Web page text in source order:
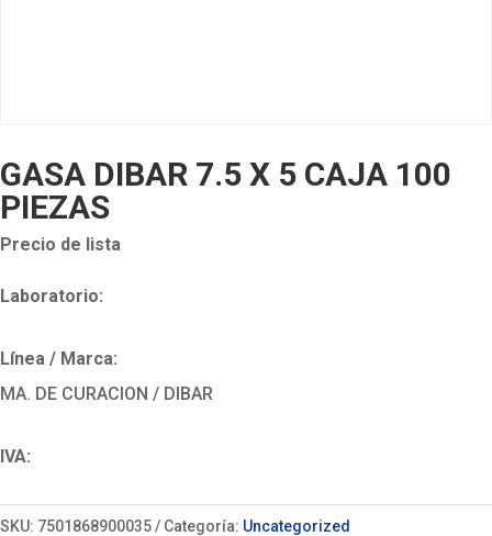
GASA DIBAR 7.5 X 5 CAJA 100
PIEZAS
Precio de lista
Laboratorio:
Línea / Marca:
MA. DE CURACION / DIBAR
IVA:
SKU: 7501868900035 Categoría: Uncategorized